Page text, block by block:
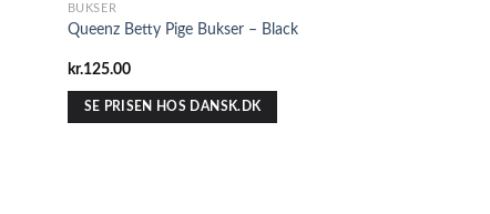
BUKSER
Queenz Betty Pige Bukser – Black
kr.125.00
SE PRISEN HOS DANSK.DK